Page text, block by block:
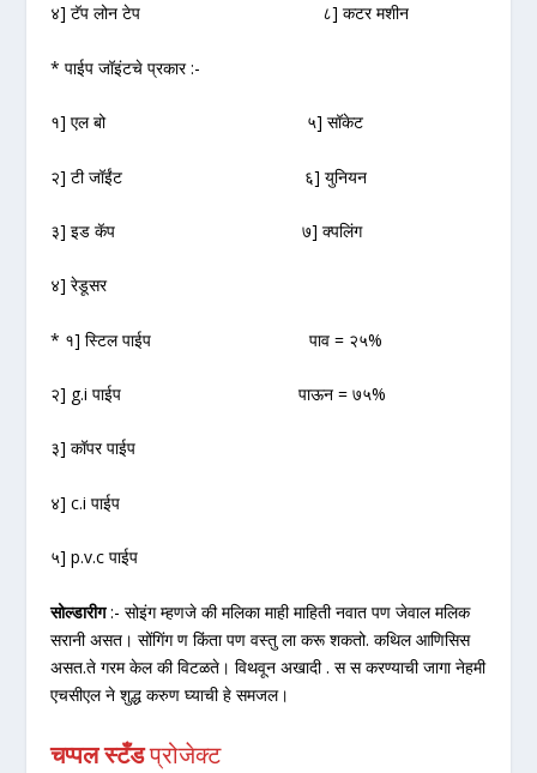
४] टॅप लोन टेप ८] कटर मशीन
* पाईप जॉइंटचे प्रकार :-
१] एल बो ५] सॉकेट
२] टी जॉईंट ६] युनियन
३] इड कॅप ७] क्पलिंग
४] रेडूसर
* १] स्टिल पाईप पाव = २५%
२] g.i पाईप पाऊन = ७५%
३] कॉपर पाईप
४] c.i पाईप
५] p.v.c पाईप
सोल्डारीग:- सोइंग म्हणजे की मलिका माही माहिती नवात पण जेवाल मलिक
सरानी असत। सोंगिंग ण किंता पण वस्तु ला करू शकतो. कथिल आणिसिस
असत.ते गरम केल की विटळते। विथवून अखादी . स स करण्याची जागा नेहमी
एचसीएल ने शुद्ध करुण घ्याची हे समजल।
चप्पल स्टँडप्रोजेक्ट